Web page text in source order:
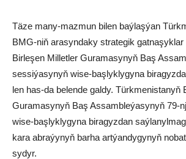
Tä­ze ma­ny-maz­mun bi­len baý­laş­ýan
BMG-niň ara­syn­da­ky stra­te­gik
Bir­le­şen Mil­let­ler Gu­ra­ma­sy­nyň Baş
ses­si­ýa­sy­nyň wi­se-baş­lyk­ly­gy­na
len has-da be­len­de gal­dy. Türk­me­nis­ta­nyň
Gu­ra­ma­sy­nyň Baş As­samb­le­ýa­sy­nyň 79-
wi­se-baş­lyk­ly­gy­na bi­ra­gyz­dan
ka­ra ab­ra­ýy­nyň bar­ha art­ýan­dy­gy­nyň
sy­dyr.